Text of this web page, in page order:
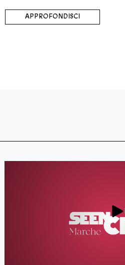
APPROFONDISCI